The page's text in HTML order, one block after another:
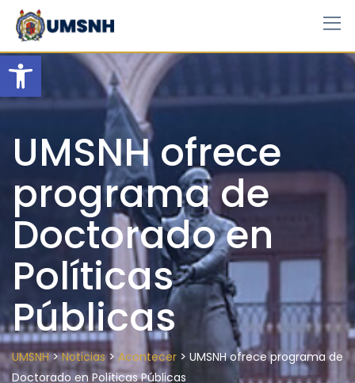
Open toolbar
Skip
content
UMSNH ofrece
programa de
Doctorado en
Políticas
Públicas
UMSNH>Noticias> Acontecer > UMSNH ofrece programa de
Doctorado en Políticas Públicas